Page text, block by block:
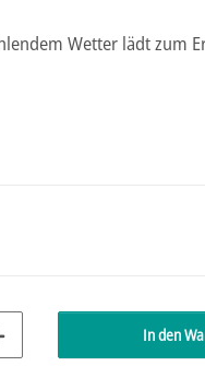
Wetter lädt zum
In den